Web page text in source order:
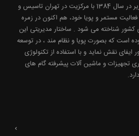
شرکت بین الملل عمران سریر در سال 1384 با مرکزیت در تهران تاسیس و
مستمر و پویا خود، هم اکنون در زمره
کشور شناخته می شود . ساختار مدیریتی این
است که بصورت پویا و نظام مند ، در توسعه
نقش نماید و با استفاده از تکنولوژی
تجهیزات و ماشین آلات پیشرفته گام های